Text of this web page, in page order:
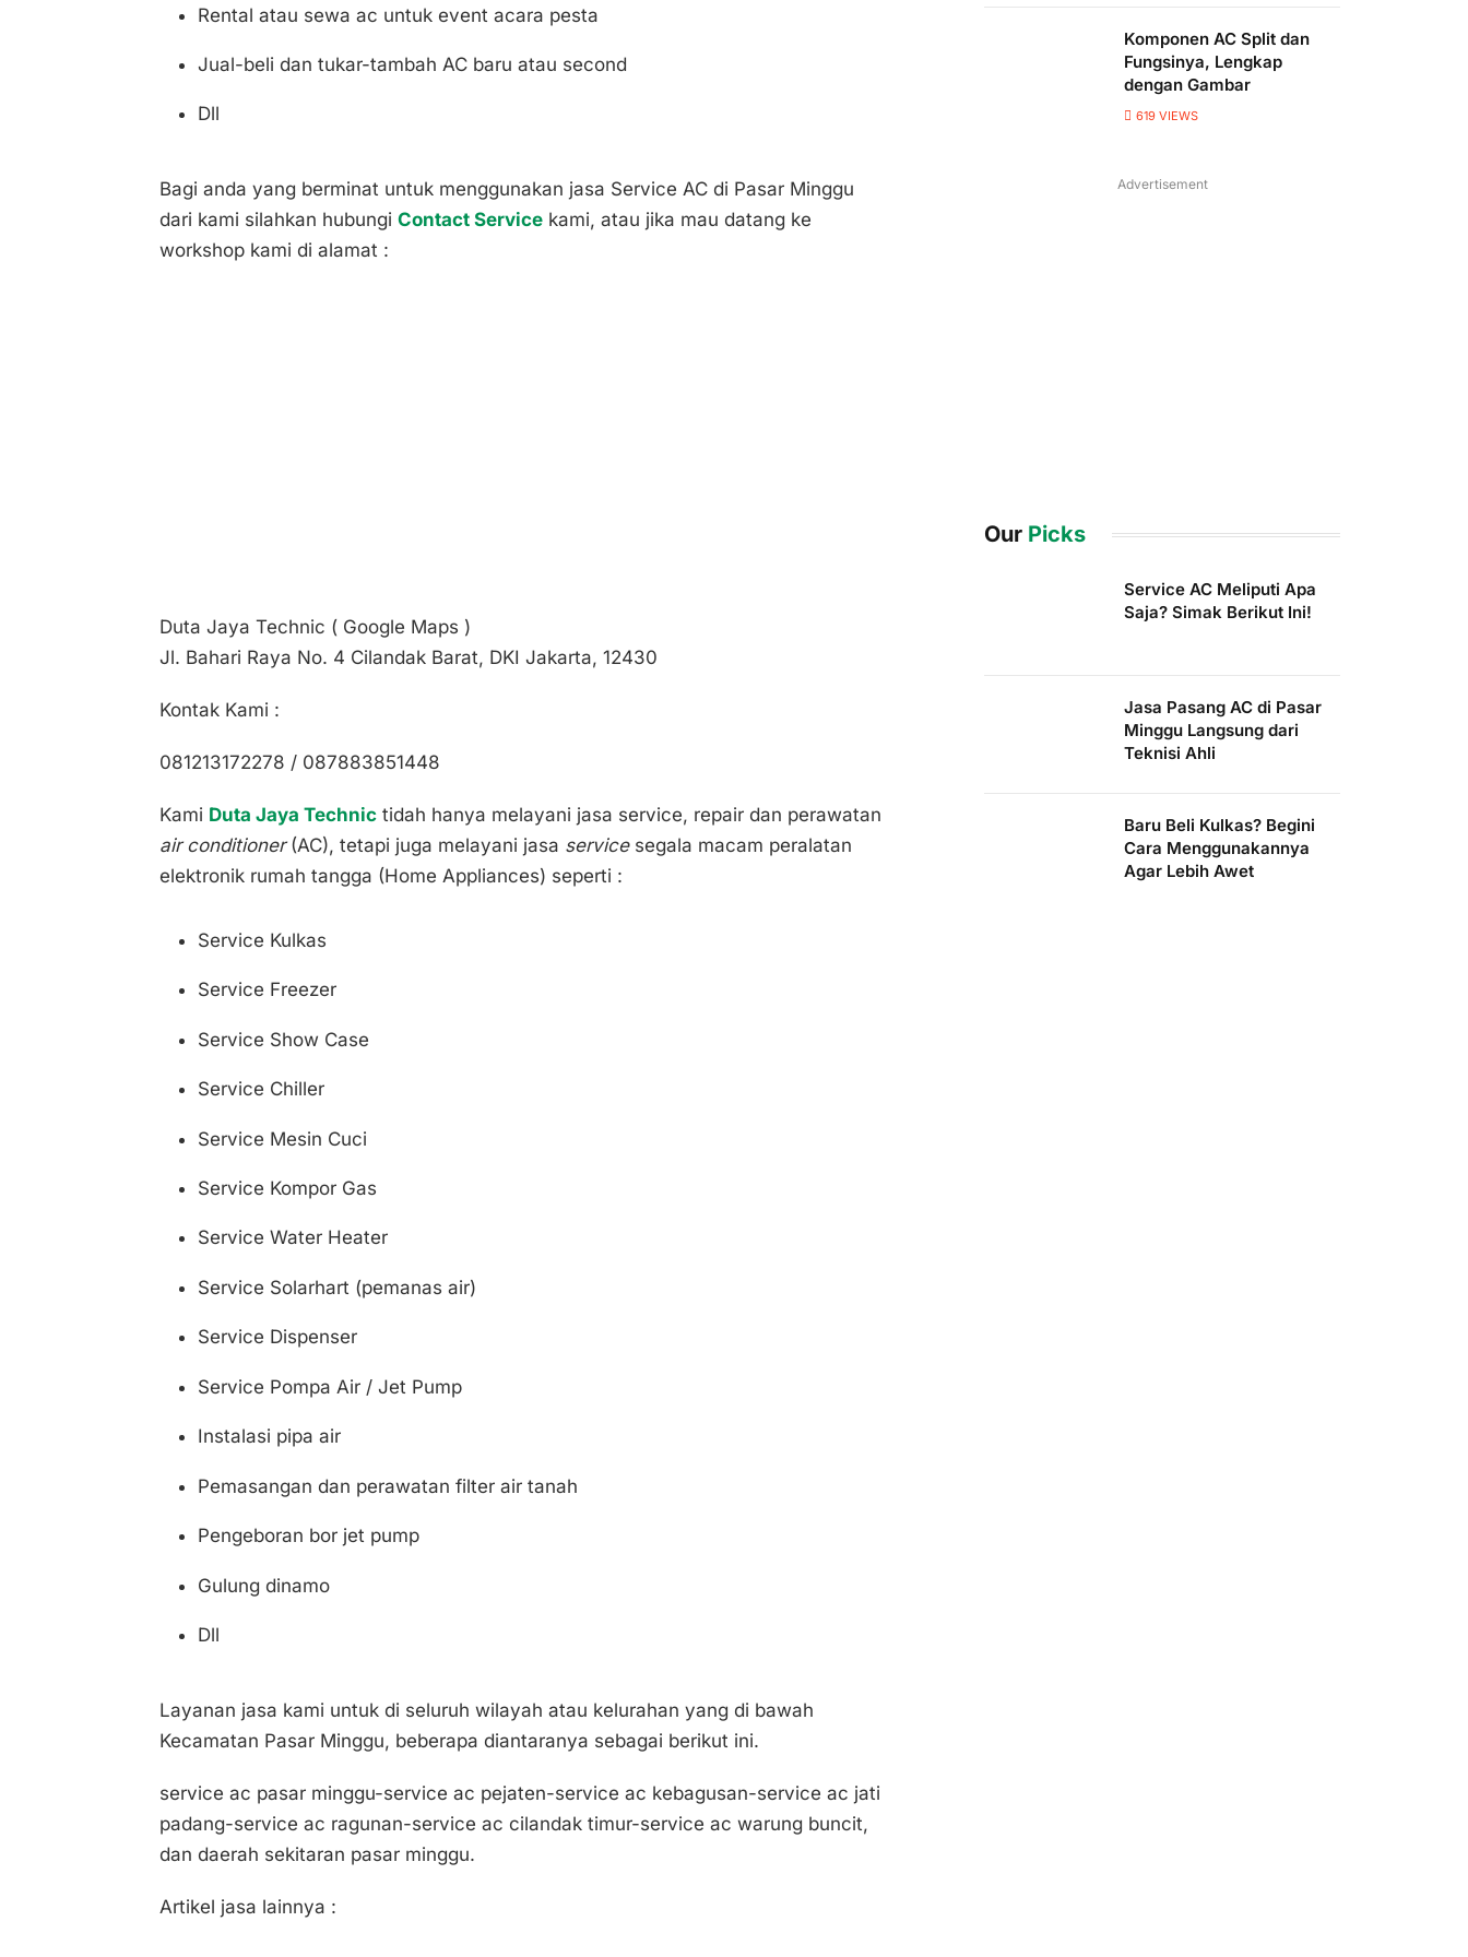
Rental atau sewa ac untuk event acara pesta
Jual-beli dan tukar-tambah AC baru atau second
Dll
Bagi anda yang berminat untuk menggunakan jasa Service AC di Pasar Minggu
dari kami silahkan hubungi Contact Servicekami, atau jika mau datang ke
workshop kami di alamat :
Duta Jaya Technic ( Google Maps )
Jl. Bahari Raya No. 4 Cilandak Barat, DKI Jakarta, 12430
Kontak Kami :
081213172278 / 087883851448
Kami Duta Jaya Technictidah hanya melayani jasa service, repair dan perawatan
air conditioner(AC), tetapi juga melayani jasa servicesegala macam peralatan
elektronik rumah tangga (Home Appliances) seperti :
Service Kulkas
Service Freezer
Service Show Case
Service Chiller
Service Mesin Cuci
Service Kompor Gas
Service Water Heater
Service Solarhart (pemanas air)
Service Dispenser
Service Pompa Air / Jet Pump
Instalasi pipa air
Pemasangan dan perawatan filter air tanah
Pengeboran bor jet pump
Gulung dinamo
Dll
Layanan jasa kami untuk di seluruh wilayah atau kelurahan yang di bawah
Kecamatan Pasar Minggu, beberapa diantaranya sebagai berikut ini.
service ac pasar minggu-service ac pejaten-service ac kebagusan-service ac jati
padang-service ac ragunan-service ac cilandak timur-service ac warung buncit,
dan daerah sekitaran pasar minggu.
Artikel jasa lainnya :
Komponen AC Split dan
Fungsinya, Lengkap
dengan Gambar
619 VIEWS
Advertisement
Our Picks
Service AC Meliputi Apa
Saja? Simak Berikut Ini!
Jasa Pasang AC di Pasar
Minggu Langsung dari
Teknisi Ahli
Baru Beli Kulkas? Begini
Cara Menggunakannya
Agar Lebih Awet